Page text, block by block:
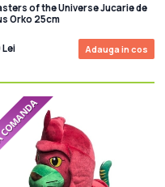
of the Universe Jucarie de
Orko 25cm
Lei Adauga in cos